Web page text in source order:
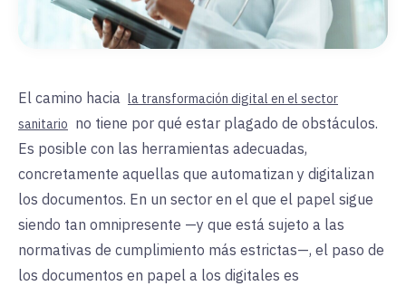
El camino hacia la transformación digital en el sector
sanitario no tiene por qué estar plagado de obstáculos.
Es posible con las herramientas adecuadas,
concretamente aquellas que automatizan y digitalizan
los documentos. En un sector en el que el papel sigue
siendo tan omnipresente —y que está sujeto a las
normativas de cumplimiento más estrictas—, el paso de
los documentos en papel a los digitales es